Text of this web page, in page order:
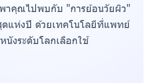
าคุณไปพบกับ "การย้อนวัยผิว"
แห่งปี ด้วยเทคโนโลยีที่แพทย์
นังระดับโลกเลือกใช้